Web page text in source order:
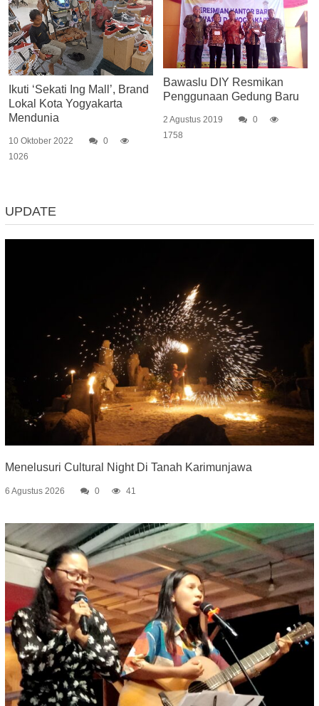
Ikuti ‘Sekati Ing Mall’, Brand
Lokal Kota Yogyakarta
Mendunia
10 Oktober 2022
0
1026
Bawaslu DIY Resmikan
Penggunaan Gedung Baru
2 Agustus 2019
0
1758
UPDATE
Menelusuri Cultural Night Di Tanah Karimunjawa
6 Agustus 2026 0 41